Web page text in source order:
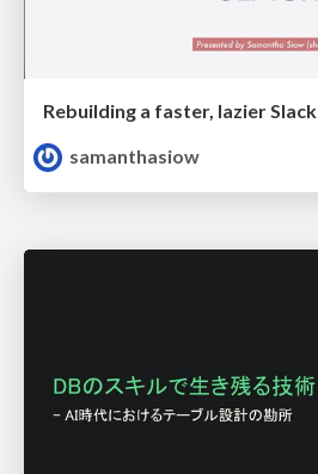
Rebuilding a faster, lazier Slack
samanthasiow